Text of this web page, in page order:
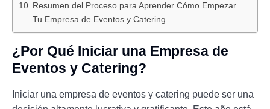
Resumen del Proceso para Aprender Cómo Empezar
Tu Empresa de Eventos y Catering
¿Por Qué Iniciar una Empresa de
Eventos y Catering?
Iniciar una empresa de eventos y catering puede ser una